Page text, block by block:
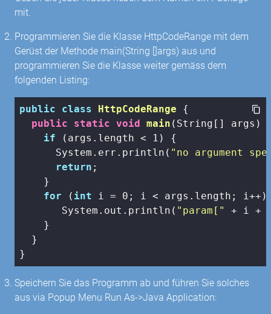
mit.
Programmieren Sie die Klasse HttpCodeRange mit dem
Gerüst der Methode main(String []args) aus und
programmieren Sie die Klasse weiter gemäss dem
folgenden Listing:
public class HttpCodeRange
{
public
static void main (String[] args)
if (args.length < 1 ) {
      System.err.println(
"no argument
return ;
    }
for ( int i = 0 ; i < args.length;
       System.out.println(
"param[" + i +
    }
  }
}
Speichern Sie das Programm ab und führen Sie solches
aus via Popup Menu Run As->Java Application: